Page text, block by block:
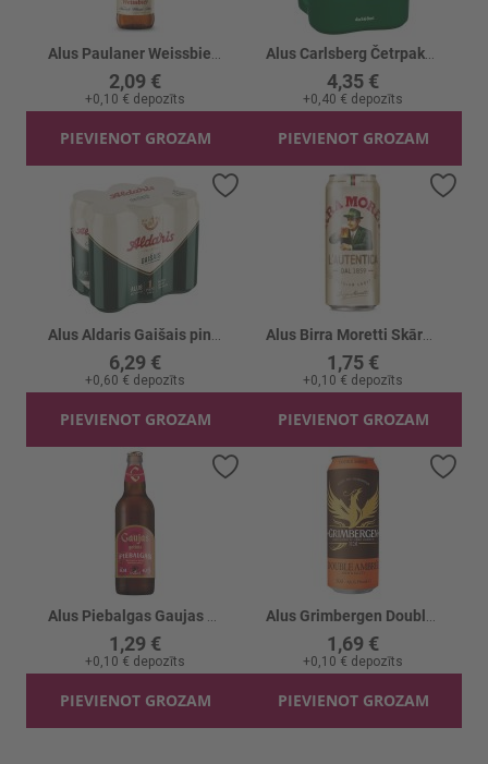
2,09 €
+0,10 € depozīts
PIEVIENOT GROZAM
4,35 €
+0,40 € depozīts
PIEVIENOT GROZAM
6,29 €
+0,60 € depozīts
PIEVIENOT GROZAM
Pievienot vēlmju sarakstam
1,75 €
+0,10 € depozīts
PIEVIENOT GROZAM
1,29 €
+0,10 € depozīts
PIEVIENOT GROZAM
Pievienot vēlmju sarakstam
1,69 €
+0,10 € depozīts
PIEVIENOT GROZAM